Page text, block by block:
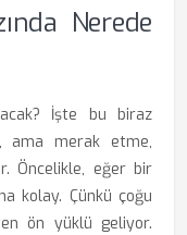
Nerede
İşte bu biraz
ama merak etme,
Öncelikle, eğer bir
kolay. Çünkü çoğu
ön yüklü geliyor.